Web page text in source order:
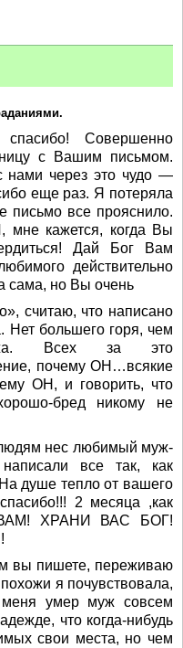
Совершенно
с Вашим письмом.
нами через это чудо —
еще раз. Я потеряла
все прояснило.
мне кажется, когда Вы
Дай Бог Вам
действительно
сама, но Вы очень
считаю, что написано
Нет большего горя, чем
Всех за это
почему ОН…всякие
ОН, и говорить, что
бред никому не
нес любимый муж-
все так, как
душе тепло от вашего
2 месяца ,как
ХРАНИ ВАС БОГ!
вы пишете, переживаю
я почувствовала,
умер муж совсем
что когда-нибудь
свои места, но чем